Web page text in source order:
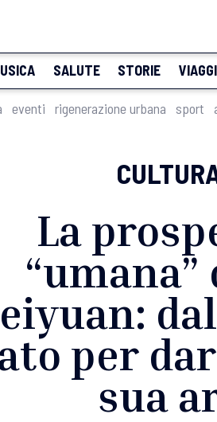
SALUTE STORIE VIAGGI
eventi rigenerazione urbana sport
La
“umana”
per
sua